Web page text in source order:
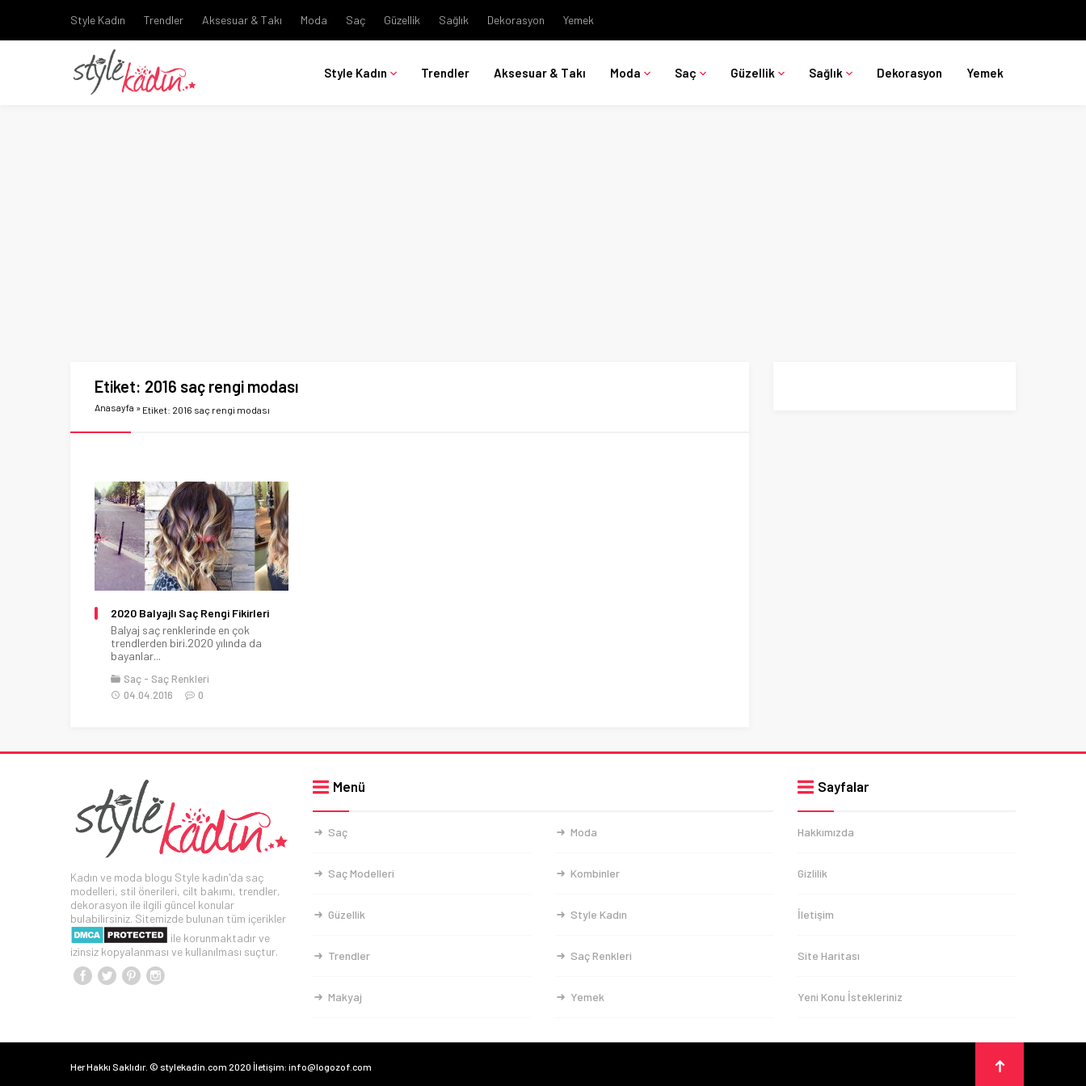
Style Kadın Trendler Aksesuar & Takı Moda Saç Güzellik Sağlık Dekorasyon Yemek
Style Kadın Trendler Aksesuar & Takı Moda Saç Güzellik Sağlık Dekorasyon Yemek
Etiket: 2016 saç rengi modası
Anasayfa » Etiket: 2016 saç rengi modası
2020 Balyajlı Saç Rengi Fikirleri
Balyaj saç renklerinde en çok
trendlerden biri.2020 yılında da
bayanlar...
Saç
Saç Renkleri
04.04.2016
0
Kadın ve moda blogu Style kadın'da saç
modelleri, stil önerileri, cilt bakımı, trendler,
dekorasyon ile ilgili güncel konular
bulabilirsiniz. Sitemizde bulunan tüm içerikler
ile korunmaktadır ve
izinsiz kopyalanması ve kullanılması suçtur.
Menü
Saç Moda
Saç Modelleri Kombinler
Güzellik Style Kadın
Trendler Saç Renkleri
Makyaj Yemek
Sayfalar
Hakkımızda
Gizlilik
İletişim
Site Haritası
Yeni Konu İstekleriniz
Her Hakkı Saklıdır. © stylekadin.com 2020 İletişim: info@logozof.com